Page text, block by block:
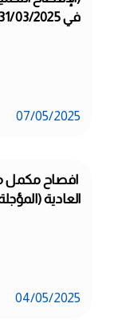
في 31/03/2025
07/05/2025
العادية
04/05/2025